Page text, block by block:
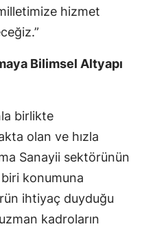
hizmet
Bilimsel Altyapı
birlikte
olan ve hızla
Sanayii sektörünün
konumuna
ihtiyaç duyduğu
kadroların